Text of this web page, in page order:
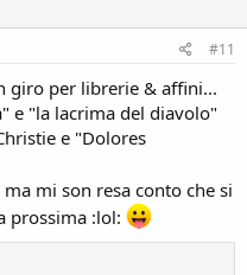
#11
giro per librerie & affini...
e "la lacrima del diavolo"
e "Dolores
mi son resa conto che si
prossima :lol: